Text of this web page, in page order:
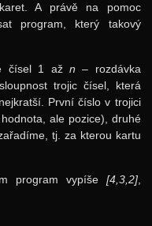
A právě na pomoc
program, který takový
čísel 1 až n – rozdávka
trojic čísel, která
První číslo v trojici
ale pozice), druhé
tj. za kterou kartu
program vypíše [4,3,2],